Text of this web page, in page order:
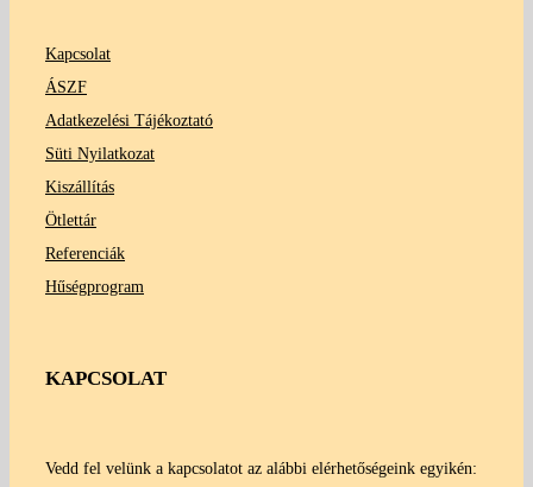
Kapcsolat
ÁSZF
Adatkezelési Tájékoztató
Süti Nyilatkozat
Kiszállítás
Ötlettár
Referenciák
Hűségprogram
KAPCSOLAT
Vedd fel velünk a kapcsolatot az alábbi elérhetőségeink egyikén: